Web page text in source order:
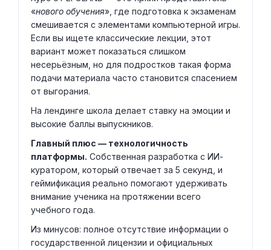
«нового обучения», где подготовка к экзаменам
смешивается с элементами компьютерной игры.
Если вы ищете классические лекции, этот
вариант может показаться слишком
несерьёзным, но для подростков такая форма
подачи материала часто становится спасением
от выгорания.
На лендинге школа делает ставку на эмоции и
высокие баллы выпускников.
Главный плюс — технологичность
платформы. Собственная разработка с ИИ-
куратором, который отвечает за 5 секунд, и
геймификация реально помогают удерживать
внимание ученика на протяжении всего
учебного года.
Из минусов: полное отсутствие информации о
государственной лицензии и официальных